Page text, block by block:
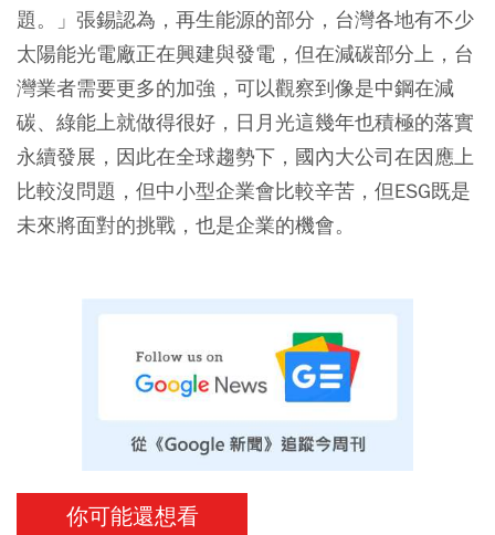
題。」張錫認為，再生能源的部分，台灣各地有不少
太陽能光電廠正在興建與發電，但在減碳部分上，台
灣業者需要更多的加強，可以觀察到像是中鋼在減
碳、綠能上就做得很好，日月光這幾年也積極的落實
永續發展，因此在全球趨勢下，國內大公司在因應上
比較沒問題，但中小型企業會比較辛苦，但ESG既是
未來將面對的挑戰，也是企業的機會。
你可能還想看